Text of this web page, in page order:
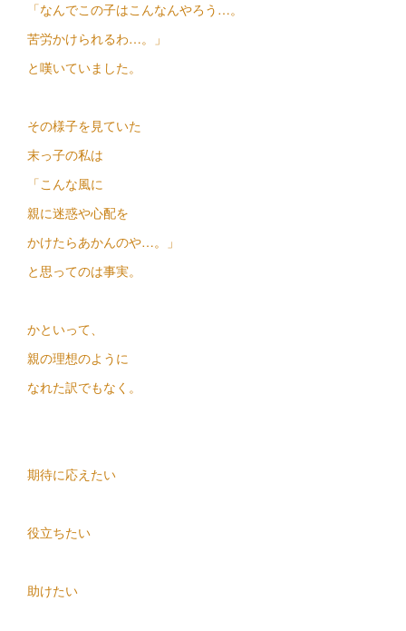
「なんでこの子はこんなんやろう…。
苦労かけられるわ…。」
と嘆いていました。
その様子を見ていた
末っ子の私は
「こんな風に
親に迷惑や心配を
かけたらあかんのや…。」
と思ってのは事実。
かといって、
親の理想のように
なれた訳でもなく。
期待に応えたい
役立ちたい
助けたい